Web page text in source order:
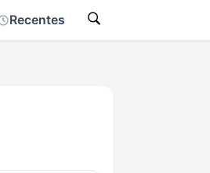
Recentes